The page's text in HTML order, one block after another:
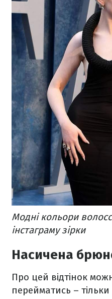
Модні кольори
інстаграму зірки
Насичена
Про цей відтінок
перейматись –